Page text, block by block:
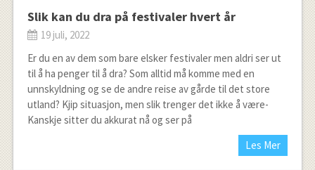
Slik kan du dra på festivaler hvert år
19 juli, 2022
Er du en av dem som bare elsker festivaler men aldri ser ut
til å ha penger til å dra? Som alltid må komme med en
unnskyldning og se de andre reise av gårde til det store
utland? Kjip situasjon, men slik trenger det ikke å være-
Kanskje sitter du akkurat nå og ser på
Les Mer